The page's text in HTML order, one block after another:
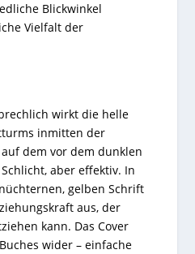
Blickwinkel
Vielfalt der
wirkt die helle
inmitten der
dem vor dem dunklen
aber effektiv. In
gelben Schrift
aus, der
kann. Das Cover
wider – einfache